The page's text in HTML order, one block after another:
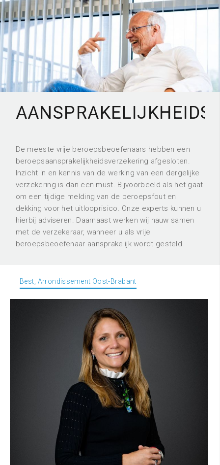
De meeste vrije beroepsbeoefenaars hebben een
beroepsaansprakelijkheidsverzekering afgesloten.
Inzicht in en kennis van de werking van een dergelijke
verzekering is dan een must. Bijvoorbeeld als het gaat
om een tijdige melding van de beroepsfout en
dekking voor het uitlooprisico. Onze experts kunnen u
hierbij adviseren. Daarnaast werken wij nauw samen
met de verzekeraar, wanneer u als vrije
beroepsbeoefenaar aansprakelijk wordt gesteld.
Best, Arrondissement Oost-Brabant